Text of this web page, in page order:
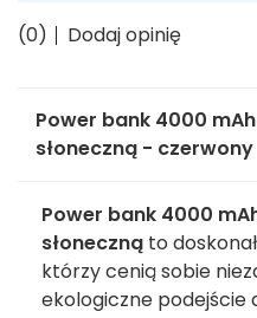
(0) Dodaj opinię
Power bank 4000
słoneczną - czerwony
Power bank 4000
słoneczną to
którzy cenią sobie
ekologiczne podejście